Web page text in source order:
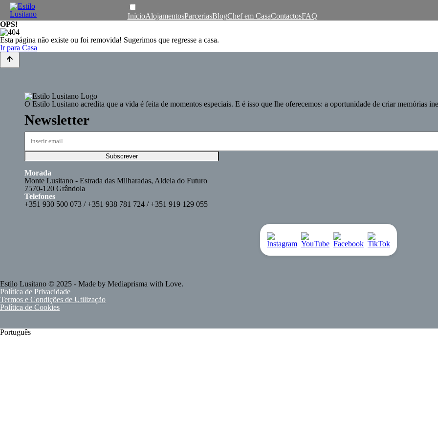
InícioAlojamentosParceriasBlogChef em CasaContactosFAQ
OPS!
Esta página não existe ou foi removida! Sugerimos que regresse a casa.
Ir para Casa
O Estilo Lusitano acredita que a vida é feita de momentos especiais. E é isso que lhe oferecemos: a oportunidade de criar memórias
Newsletter
Morada
Monte Lusitano - Estrada das Milharadas, Aldeia do Futuro
7570-120 Grândola
Telefones
+351 930 500 073 / +351 938 781 724 / +351 919 129 055
Estilo Lusitano © 2025 - Made by Mediaprisma with Love.
Política de Privacidade
Termos e Condições de Utilização
Política de Cookies
Português